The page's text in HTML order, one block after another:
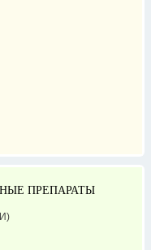
ПРЕПАРАТЫ